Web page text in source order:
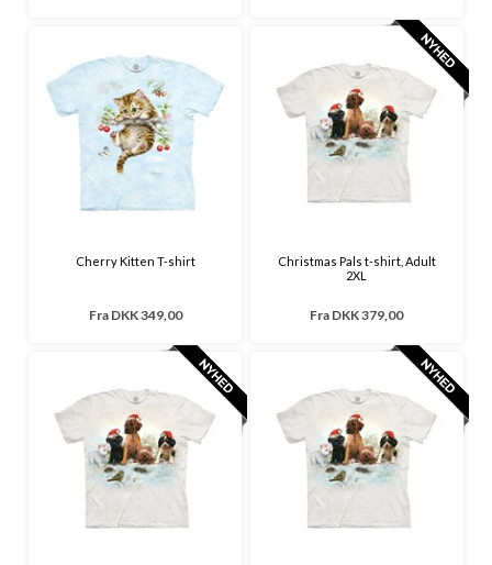
Cherry Kitten T-shirt
Fra DKK 349,00
Christmas Pals t-shirt, Adult
2XL
Fra DKK 379,00